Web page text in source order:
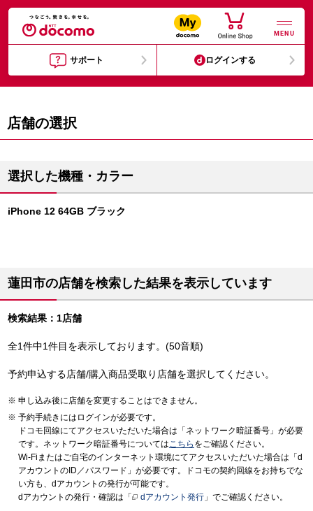
MENU
サポート ログインする
店舗の選択
選択した機種・カラー
iPhone 12 64GB ブラック
蓮田市の店舗を検索した結果を表示しています
検索結果：1店舗
全1件中1件目を表示しております。(50音順)
予約申込する店舗/購入商品受取り店舗を選択してください。
申し込み後に店舗を変更することはできません。
予約手続きにはログインが必要です。
ドコモ回線にてアクセスいただいた場合は「ネットワーク暗証番号」が必要
です。ネットワーク暗証番号についてはこちら をご確認ください。
Wi-Fiまたはご自宅のインターネット環境にてアクセスいただいた場合は「d
アカウントのID／パスワード」が必要です。ドコモの契約回線をお持ちでな
い方も、dアカウントの発行が可能です。
dアカウントの発行・確認は「
dアカウント発行 」でご確認ください。